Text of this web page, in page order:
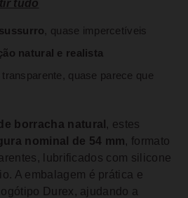
tudo
, quase impercetíveis
natural e realista
quase parece que
borracha natural , estes
nominal de 54 mm, formato
lubrificados com silicone
A embalagem é prática e
Durex, ajudando a